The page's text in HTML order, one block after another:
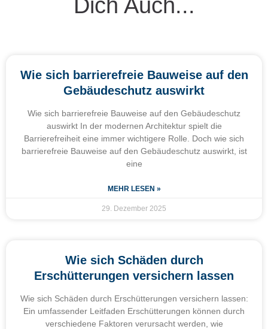
Dich Auch...
Wie sich barrierefreie Bauweise auf den
Gebäudeschutz auswirkt
Wie sich barrierefreie Bauweise auf den Gebäudeschutz
auswirkt In der modernen Architektur spielt die
Barrierefreiheit eine immer wichtigere Rolle. Doch wie sich
barrierefreie Bauweise auf den Gebäudeschutz auswirkt, ist
eine
MEHR LESEN »
29. Dezember 2025
Wie sich Schäden durch
Erschütterungen versichern lassen
Wie sich Schäden durch Erschütterungen versichern lassen:
Ein umfassender Leitfaden Erschütterungen können durch
verschiedene Faktoren verursacht werden, wie